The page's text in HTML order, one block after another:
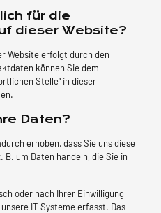
für die
dieser Website?
Website erfolgt durch den
können Sie dem
Stelle“ in dieser
Daten?
erhoben, dass Sie uns diese
um Daten handeln, die Sie in
oder nach Ihrer Einwilligung
IT-Systeme erfasst. Das